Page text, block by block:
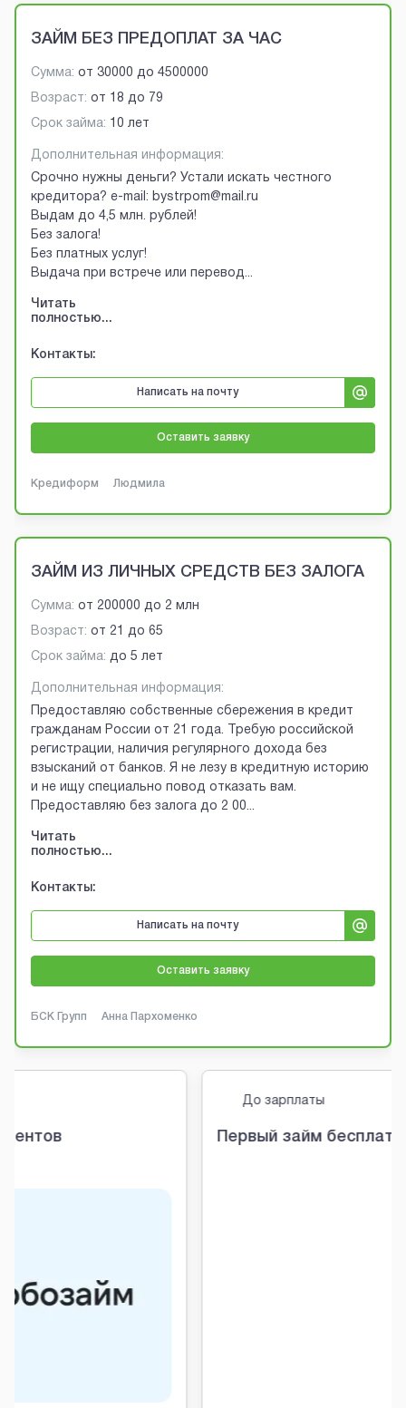
ЗАЙМ БЕЗ ПРЕДОПЛАТ ЗА ЧАС
Сумма: от 30000 до 4500000
Возраст: от 18 до 79
Срок займа: 10 лет
Дополнительная информация:
Срочно нужны деньги? Устали искать честного
кредитора? e-mail: bystrpom@mail.ru
Выдам до 4,5 млн. рублей!
Без залога!
Без платных услуг!
Выдача при встрече или перевод...
Читать
полностью...
Контакты:
Написать на почту
Оставить заявку
Кредиформ Людмила
ЗАЙМ ИЗ ЛИЧНЫХ СРЕДСТВ БЕЗ ЗАЛОГА
Сумма: от 200000 до 2 млн
Возраст: от 21 до 65
Срок займа: до 5 лет
Дополнительная информация:
Предоставляю собственные сбережения в кредит
гражданам России от 21 года. Требую российской
регистрации, наличия регулярного дохода без
взысканий от банков. Я не лезу в кредитную историю
и не ищу специально повод отказать вам.
Предоставляю без залога до 2 00...
Читать
полностью...
Контакты:
Написать на почту
Оставить заявку
БСК Групп Анна Пархоменко
Первый займ бесплатно